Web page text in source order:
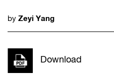
by Zeyi Yang
Download